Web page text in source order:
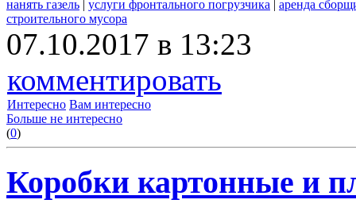
нанять газель | услуги фронтального погрузчика | аренда
строительного мусора
07.10.2017 в 13:23
комментировать
Интересно Вам интересно
Больше не интересно
(0)
Коробки картонные и